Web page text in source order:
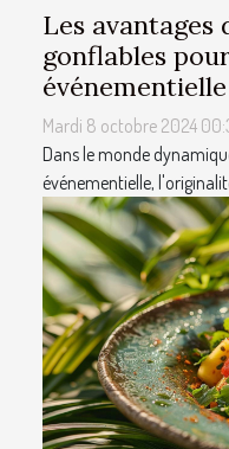
Les
gonflables
événementielle
Mardi 8 octobre 2024
Dans le monde
événementielle,